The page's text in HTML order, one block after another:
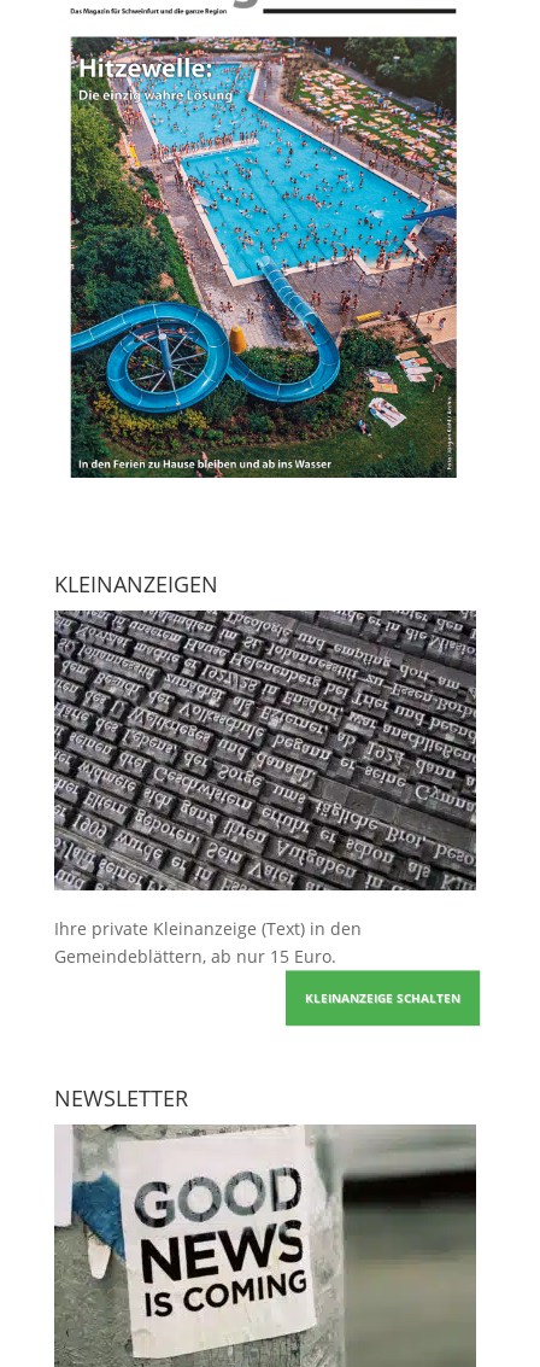
KLEINANZEIGEN
Ihre private Kleinanzeige (Text) in den
Gemeindeblättern, ab nur 15 Euro.
KLEINANZEIGE SCHALTEN
NEWSLETTER